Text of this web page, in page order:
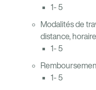
1- 5
Modalités de
distance,
1- 5
1- 5